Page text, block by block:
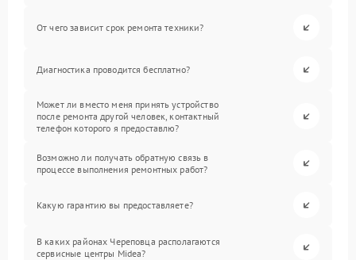
От чего зависит срок ремонта техники?
Диагностика проводится бесплатно?
Может ли вместо меня принять устройство
после ремонта другой человек, контактный
телефон которого я предоставлю?
Возможно ли получать обратную связь в
процессе выполнения ремонтных работ?
Какую гарантию вы предоставляете?
В каких районах Череповца располагаются
сервисные центры Midea?